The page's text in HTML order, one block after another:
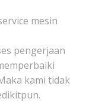
mesin
pengerjaan
kami tidak